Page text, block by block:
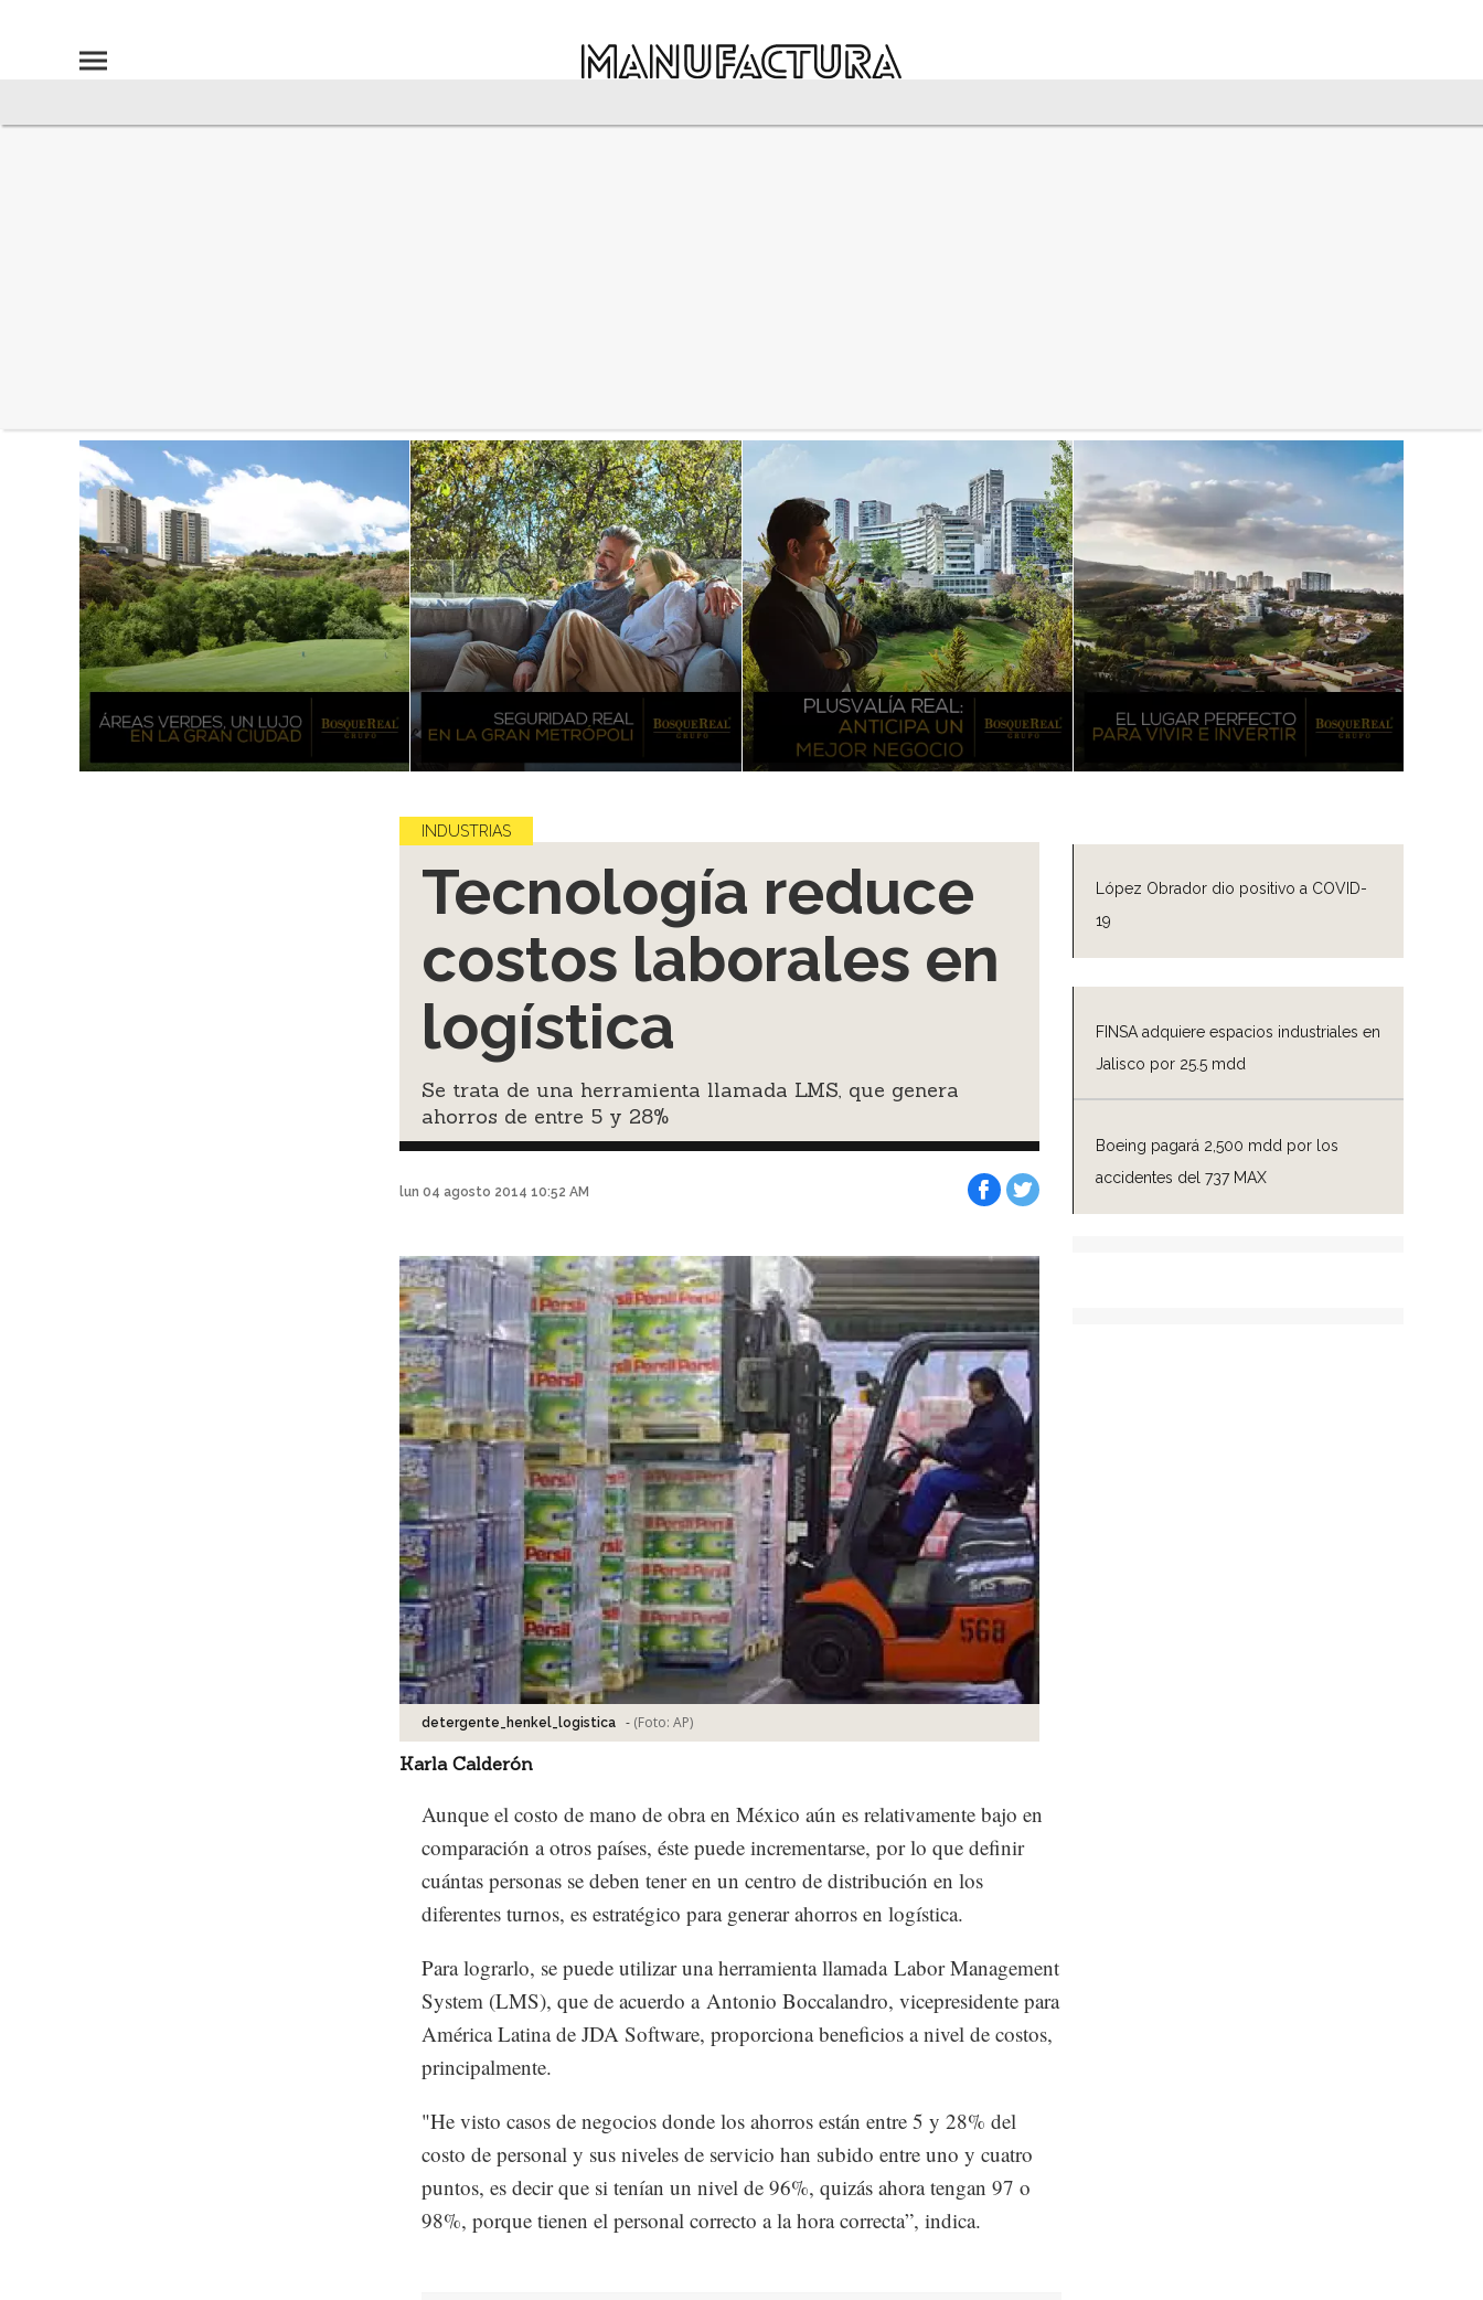
López Obrador dio positivo a COVID-
19
FINSA adquiere espacios industriales en
Jalisco por 25.5 mdd
Boeing pagará 2,500 mdd por los
accidentes del 737 MAX
INDUSTRIAS
Tecnología reduce
costos laborales en
logística
Se trata de una herramienta llamada LMS, que genera
ahorros de entre 5 y 28%
lun 04 agosto 2014 10:52 AM
detergente_henkel_logistica - (Foto: AP)
Karla Calderón
Aunque el costo de mano de obra en México aún es relativamente bajo en
comparación a otros países, éste puede incrementarse, por lo que definir
cuántas personas se deben tener en un centro de distribución en los
diferentes turnos, es estratégico para generar ahorros en logística.
Para lograrlo, se puede utilizar una herramienta llamada Labor Management
System (LMS), que de acuerdo a Antonio Boccalandro, vicepresidente para
América Latina de JDA Software, proporciona beneficios a nivel de costos,
principalmente.
"He visto casos de negocios donde los ahorros están entre 5 y 28% del
costo de personal y sus niveles de servicio han subido entre uno y cuatro
puntos, es decir que si tenían un nivel de 96%, quizás ahora tengan 97 o
98%, porque tienen el personal correcto a la hora correcta”, indica.